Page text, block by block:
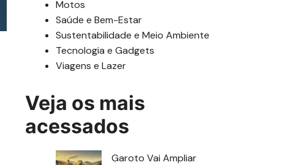
Motos
Saúde e Bem-Estar
Sustentabilidade e Meio Ambiente
Tecnologia e Gadgets
Viagens e Lazer
Veja os mais
acessados
Garoto Vai Ampliar